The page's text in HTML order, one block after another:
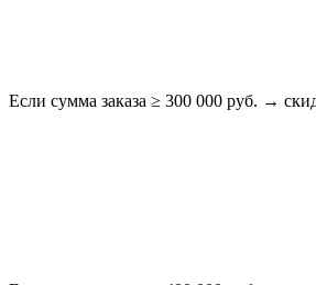
Если сумма заказа ≥ 300 000 руб. →